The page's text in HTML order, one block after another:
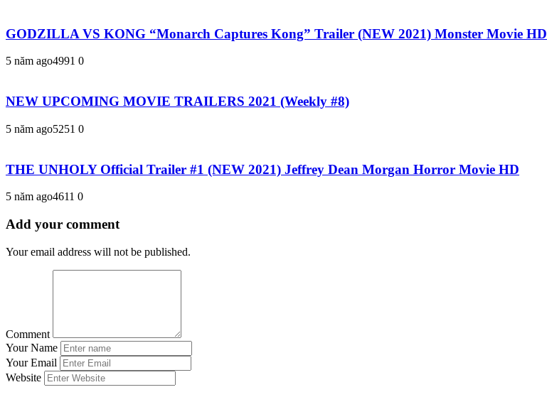
GODZILLA VS KONG “Monarch Captures Kong” Trailer (NEW 2021) Monster Movie HD
5 năm ago4991 0
NEW UPCOMING MOVIE TRAILERS 2021 (Weekly #8)
5 năm ago5251 0
THE UNHOLY Official Trailer #1 (NEW 2021) Jeffrey Dean Morgan Horror Movie HD
5 năm ago4611 0
Add your comment
Your email address will not be published.
Comment
Your Name
Your Email
Website